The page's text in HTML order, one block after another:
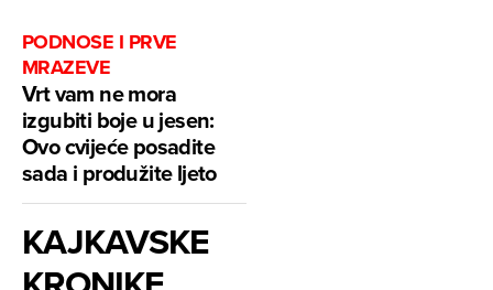
PODNOSE I PRVE
MRAZEVE
Vrt vam ne mora
izgubiti boje u jesen:
Ovo cvijeće posadite
sada i produžite ljeto
KAJKAVSKE